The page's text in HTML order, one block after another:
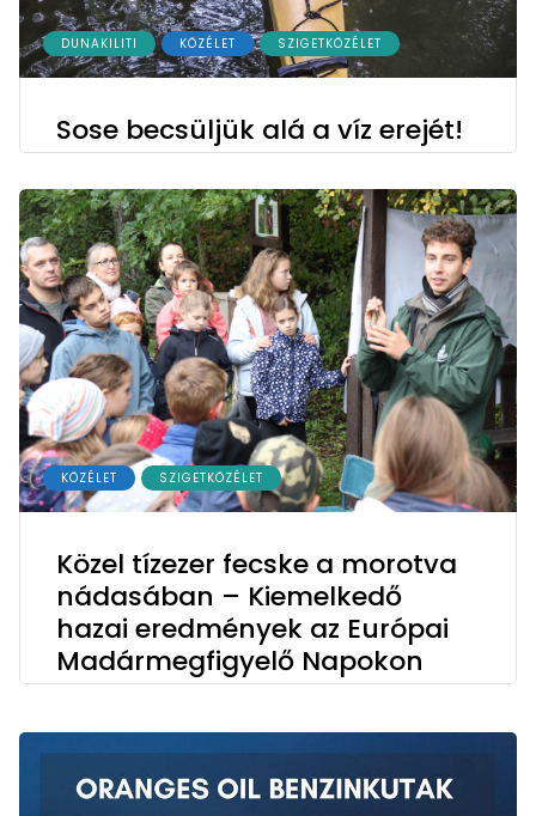
DUNAKILITI KÖZÉLET SZIGETKÖZÉLET
Sose becsüljük alá a víz erejét!
KÖZÉLET SZIGETKÖZÉLET
Közel tízezer fecske a morotva
nádasában – Kiemelkedő
hazai eredmények az Európai
Madármegfigyelő Napokon